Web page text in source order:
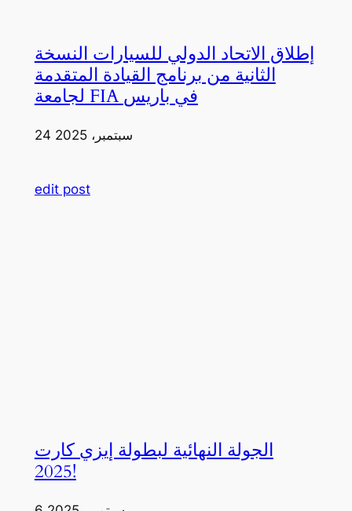
إطلاق الاتحاد الدولي للسيارات النسخة
الثانية من برنامج القيادة المتقدمة
لجامعة FIA في باريس
24 سبتمبر، 2025
edit post
الجولة النهائية لبطولة إيزي كارت
2025!